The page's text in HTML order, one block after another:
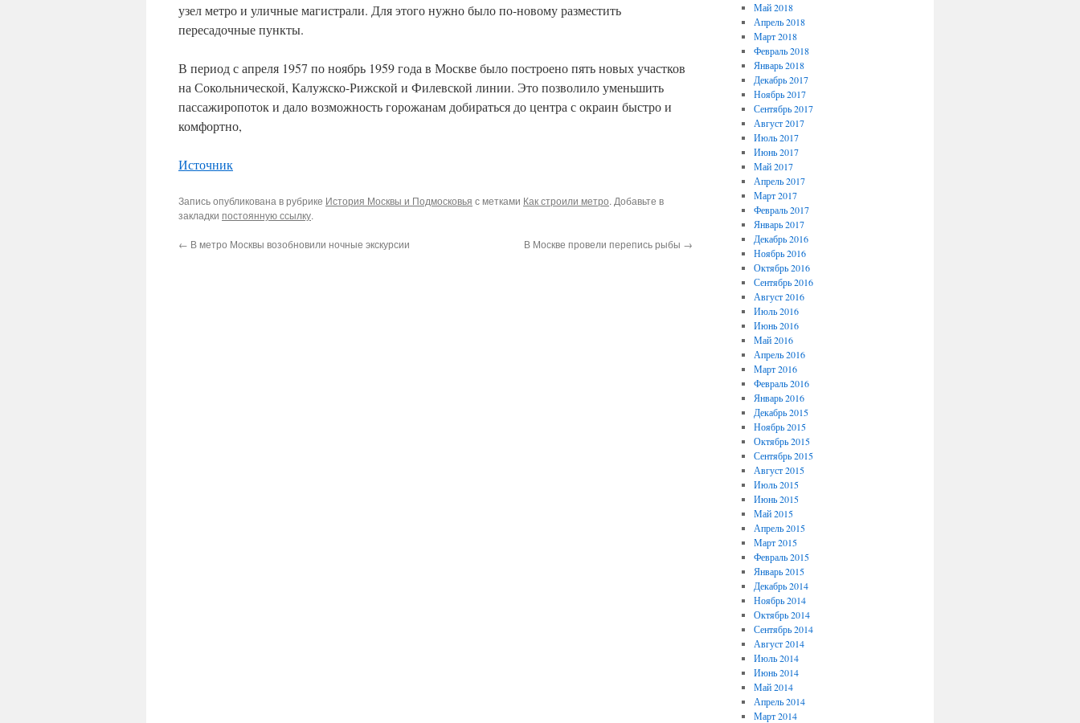
узел метро и уличные магистрали. Для этого нужно было по-новому разместить
пересадочные пункты.
В период с апреля 1957 по ноябрь 1959 года в Москве было построено пять новых участков
на Сокольнической, Калужско-Рижской и Филевской линии. Это позволило уменьшить
пассажиропоток и дало возможность горожанам добираться до центра с окраин быстро и
комфортно,
Источник
Запись опубликована в рубрике История Москвы и Подмосковья с метками Как строили метро. Добавьте в
закладки постоянную ссылку.
← В метро Москвы возобновили ночные экскурсии В Москве провели перепись рыбы →
Май 2018
Апрель 2018
Март 2018
Февраль 2018
Январь 2018
Декабрь 2017
Ноябрь 2017
Сентябрь 2017
Август 2017
Июль 2017
Июнь 2017
Май 2017
Апрель 2017
Март 2017
Февраль 2017
Январь 2017
Декабрь 2016
Ноябрь 2016
Октябрь 2016
Сентябрь 2016
Август 2016
Июль 2016
Июнь 2016
Май 2016
Апрель 2016
Март 2016
Февраль 2016
Январь 2016
Декабрь 2015
Ноябрь 2015
Октябрь 2015
Сентябрь 2015
Август 2015
Июль 2015
Июнь 2015
Май 2015
Апрель 2015
Март 2015
Февраль 2015
Январь 2015
Декабрь 2014
Ноябрь 2014
Октябрь 2014
Сентябрь 2014
Август 2014
Июль 2014
Июнь 2014
Май 2014
Апрель 2014
Март 2014